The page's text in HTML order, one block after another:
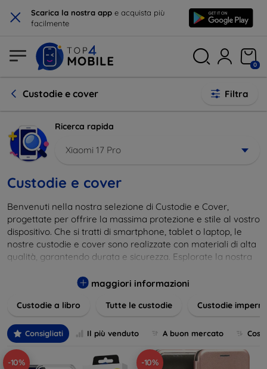
× Scarica la nostra app e acquista più
facilmente
0
Custodie e cover Filtra
Ricerca rapida
Xiaomi 17 Pro
Custodie e cover
Benvenuti nella nostra selezione di Custodie e Cover,
progettate per offrire la massima protezione e stile al vostro
dispositivo. Che si tratti di smartphone, tablet o laptop, le
nostre custodie e cover sono realizzate con materiali di alta
qualità, garantendo durata e sicurezza. Esplorate la nostra
esigenza e gusto. Proteggete il vostro dispositivo con le
maggiori informazioni
Custodie a libro Tutte le custodie Custodie
Consigliati Il più venduto A buon mercato
-10% -10%